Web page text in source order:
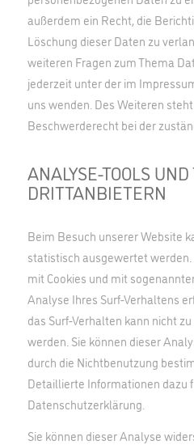
außerdem ein Recht, die
Löschung dieser Daten zu
weiteren Fragen zum Thema
jederzeit unter der im
uns wenden. Des Weiteren
Beschwerderecht bei der
ANALYSE-TOOLS UND
DRITTANBIETERN
Beim Besuch unserer Website
statistisch ausgewertet
mit Cookies und mit
Analyse Ihres Surf-Verhaltens
das Surf-Verhalten kann nicht
werden. Sie können dieser
durch die Nichtbenutzung
Detaillierte Informationen dazu
Datenschutzerklärung.
Sie können dieser Analyse